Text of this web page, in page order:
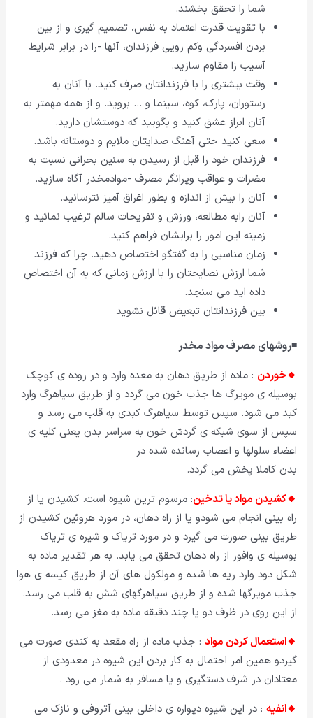
شما را تحقق بخشند.
با تقویت قدرت اعتماد به نفس، تصمیم گیرى و از بین
بردن افسردگى وکم رویى فرزندان، آنها -را در برابر شرایط
آسیب زا مقاوم سازید.
وقت بیشترى را با فرزندانتان صرف کنید. با آنان به
رستوران، پارک، کوه، سینما و … بروید. و از همه مهمتر به
آنان ابراز عشق کنید و بگویید که دوستشان دارید.
سعى کنید حتى آهنگ صدایتان ملایم و دوستانه باشد.
فرزندان خود را قبل از رسیدن به سنین بحرانى نسبت به
مضرات و عواقب ویرانگر مصرف -موادمخدر آگاه سازید.
آنان را بیش از اندازه و بطور اغراق آمیز نترسانید.
آنان رابه مطالعه، ورزش و تفریحات سالم ترغیب نمائید و
زمینه این امور را برایشان فراهم کنید.
زمان مناسبى را به گفتگو اختصاص دهید. چرا که فرزند
شما ارزش نصایحتان را با ارزش زمانى که به آن اختصاص
داده اید می سنجد.
بین فرزندانتان تبعیض قائل نشوید
◾روشهای مصرف مواد مخدر
🔸خوردن : ماده از طریق دهان به معده وارد و در روده ی کوچک
بوسیله ی مویرگ ها جذب خون می گردد و از طریق سیاهرگ وارد
کبد می شود. سپس توسط سیاهرگ کبدی به قلب می رسد و
سپس از سوی شبکه ی گردش خون به سراسر بدن یعنی کلیه ی
اعضاء سلولها و اعصاب رسانده شده در
بدن کاملا پخش می گردد.
🔸کشیدن مواد یا تدخین: مرسوم ترین شیوه است. کشیدن یا از
راه بینی انجام می شودو یا از راه دهان، در مورد هروئین کشیدن از
طریق بینی صورت می گیرد و در مورد تریاک و شیره ی تریاک
بوسیله ی وافور از راه دهان تحقق می یابد. به هر تقدیر ماده به
شکل دود وارد ریه ها شده و مولکول های آن از طریق کیسه ی هوا
جذب مویرگها شده و از طریق سیاهرگهای شش به قلب می رسد.
از این روی در ظرف دو یا چند دقیقه ماده به مغز می رسد.
🔸استعمال کردن مواد : جذب ماده از راه مقعد به کندی صورت می
گیردو همین امر احتمال به کار بردن این شیوه در معدودی از
معتادان در شرف دستگیری و یا مسافر به شمار می رود .
🔸انفیه : در این شیوه دیواره ی داخلی بینی آتروفی و نازک می